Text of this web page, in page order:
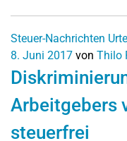
Steuer-Nachrichten
8. Juni 2017 von Thilo
Arbeitgebers
steuerfrei